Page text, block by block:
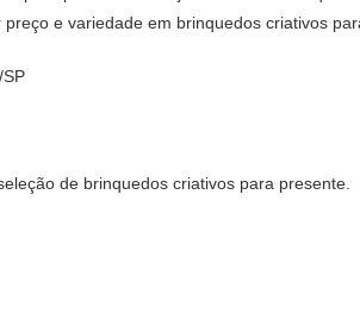
e variedade em brinquedos criativos
de brinquedos criativos para presente.